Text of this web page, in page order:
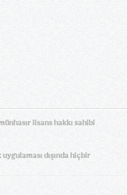
lisans hakkı sahibi
dışında hiçbir